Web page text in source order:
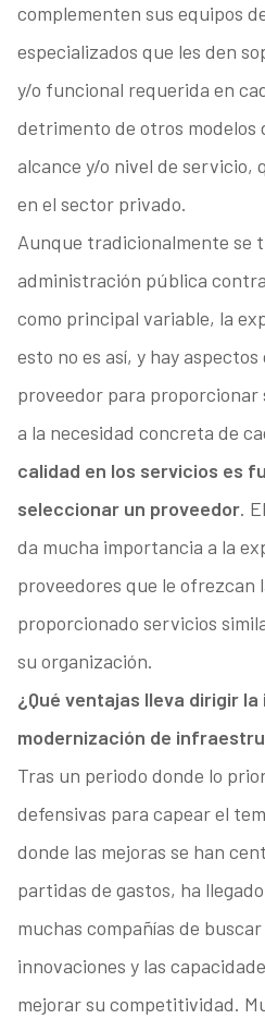
complementen sus equipos
especializados que les den
y/o funcional requerida en
detrimento de otros modelos
alcance y/o nivel de servicio,
en el sector privado.
Aunque tradicionalmente se
administración pública
como principal variable, la
esto no es así, y hay
proveedor para proporcionar
a la necesidad concreta de
calidad en los servicios es
seleccionar un proveedor.
da mucha importancia a la
proveedores que le ofrezcan
proporcionado servicios
su organización.
¿Qué ventajas lleva dirigir
modernización de
Tras un periodo donde lo
defensivas para capear el
donde las mejoras se han
partidas de gastos, ha
muchas compañías de
innovaciones y las
mejorar su competitividad.